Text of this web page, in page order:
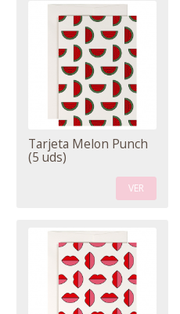
Tarjeta Melon Punch
(5 uds)
VER